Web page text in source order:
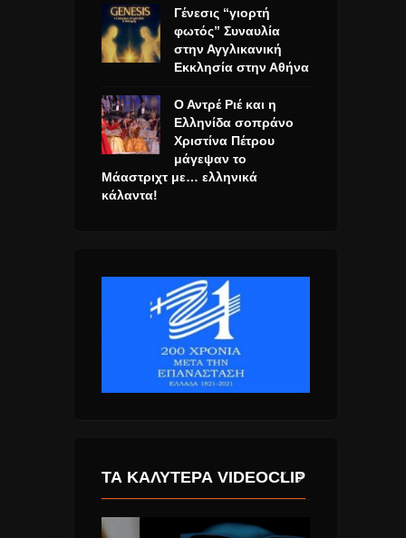
Γένεσις “γιορτή
φωτός” Συναυλία
στην Αγγλικανική
Εκκλησία στην Αθήνα
Ο Αντρέ Ριέ και η
Ελληνίδα σοπράνο
Χριστίνα Πέτρου
μάγεψαν το
Μάαστριχτ με… ελληνικά
κάλαντα!
ΤΑ ΚΑΛΎΤΕΡΑ VIDEOCLIP